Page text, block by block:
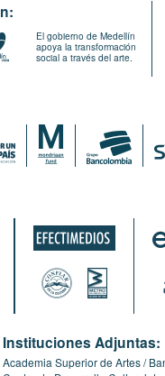
El gobierno de Medellín
apoya la transformación
social a través del arte.
Instituciones Adjuntas:
Academia Superior de Artes